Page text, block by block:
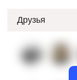
Друзья